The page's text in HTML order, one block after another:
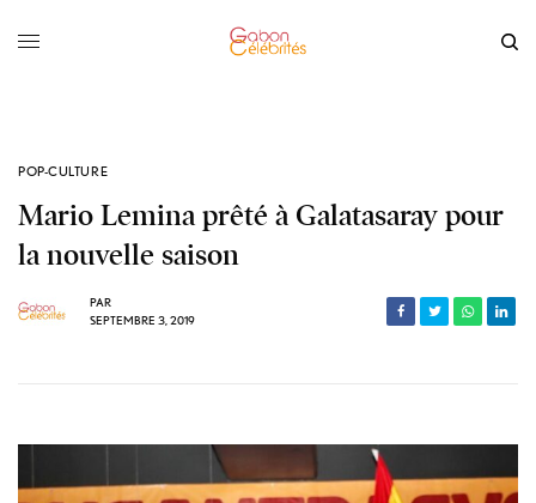
POP-CULTURE
Mario Lemina prêté à Galatasaray pour
la nouvelle saison
PAR
SEPTEMBRE 3, 2019